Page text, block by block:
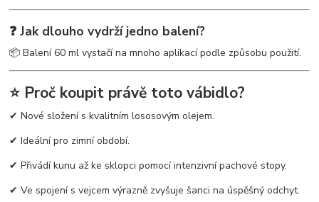
❓ Jak dlouho vydrží jedno balení?
📦 Balení 60 ml vystačí na mnoho aplikací podle způsobu použití.
⭐ Proč koupit právě toto vábidlo?
✔ Nové složení s kvalitním lososovým olejem.
✔ Ideální pro zimní období.
✔ Přivádí kunu až ke sklopci pomocí intenzivní pachové stopy.
✔ Ve spojení s vejcem výrazně zvyšuje šanci na úspěšný odchyt.